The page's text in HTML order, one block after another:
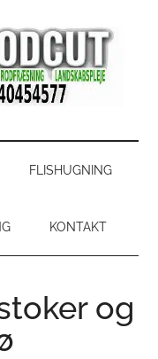
FLISHUGNING
KONTAKT
og